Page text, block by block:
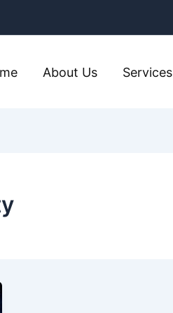
About Us Services